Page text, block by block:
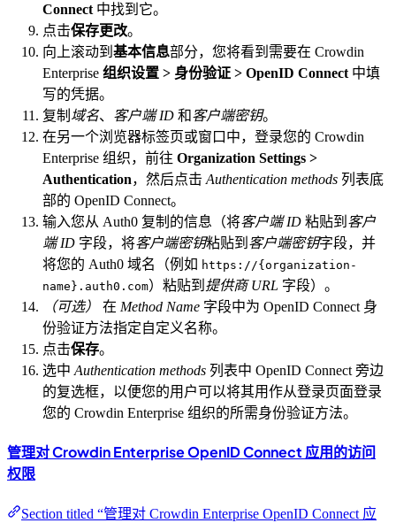
Connect 中找到它。
点击保存更改。
向上滚动到 基本信息部分，您将看到需要在 Crowdin
Enterprise 组织设置 > 身份验证 > OpenID Connect 中填
写的凭据。
复制 域名、 客户端 ID 和客户端密钥。
在另一个浏览器标签页或窗口中，登录您的 Crowdin
Enterprise 组织，前往 Organization Settings >
Authentication，然后点击 Authentication methods 列表底
部的 OpenID Connect。
输入您从 Auth0 复制的信息（将客户端 ID 粘贴到 客户
端 ID 字段，将客户端密钥粘贴到 客户端密钥字段，并
将您的 Auth0 域名（例如 https://{organization-
name}.auth0.com）粘贴到 提供商 URL 字段）。
（可选）
在 Method Name 字段中为 OpenID Connect 身
份验证方法指定自定义名称。
点击保存。
选中 Authentication methods 列表中 OpenID Connect 旁边
的复选框，以便您的用户可以将其用作从登录页面登录
您的 Crowdin Enterprise 组织的所需身份验证方法。
管理对 Crowdin Enterprise OpenID Connect 应用的访问
权限
Section titled “管理对 Crowdin Enterprise OpenID Connect 应